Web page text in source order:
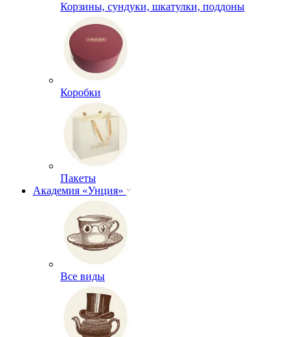
Корзины, сундуки, шкатулки, поддоны
Коробки
Пакеты
Академия «Унция»
Все виды